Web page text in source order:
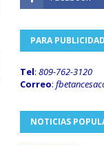
PARA
Tel: 809-762-3120
Correo:
NOTICIAS